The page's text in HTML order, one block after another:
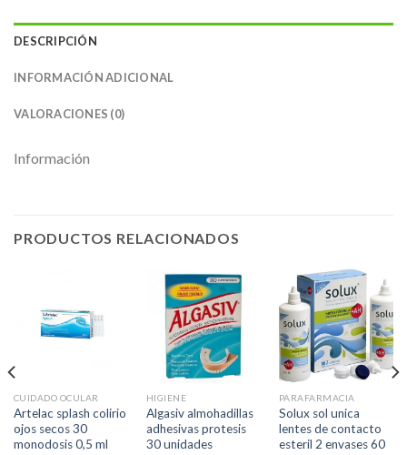
DESCRIPCIÓN
INFORMACIÓN ADICIONAL
VALORACIONES (0)
Información
PRODUCTOS RELACIONADOS
CUIDADO OCULAR
Artelac splash colirio
ojos secos 30
monodosis 0,5 ml
HIGIENE
Algasiv almohadillas
adhesivas protesis
30 unidades
PARAFARMACIA
Solux sol unica
lentes de contacto
esteril 2 envases 60